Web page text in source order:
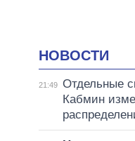
НОВОСТИ
21:49 Отдельные
Кабмин